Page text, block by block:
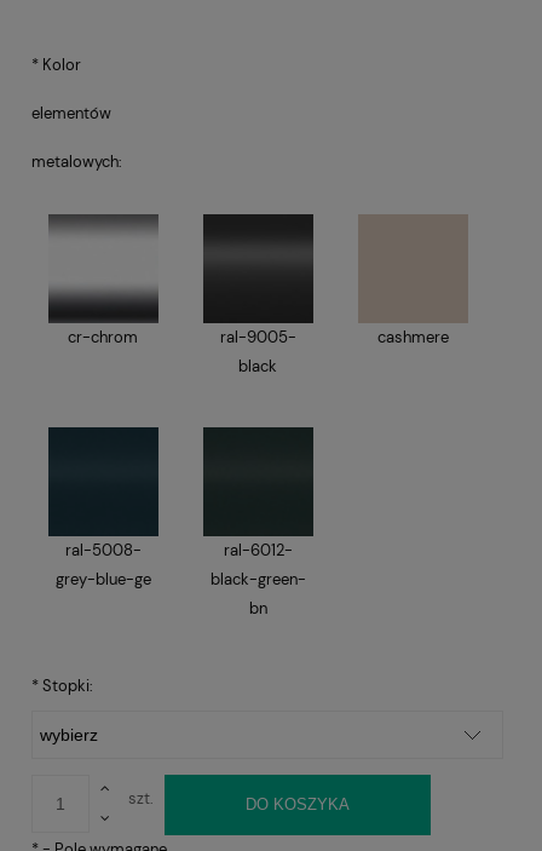
* Kolor
elementów
metalowych:
cr-chrom
ral-9005-
black
cashmere
ral-5008-
grey-blue-ge
ral-6012-
black-green-
bn
*Stopki:
szt. DO KOSZYKA